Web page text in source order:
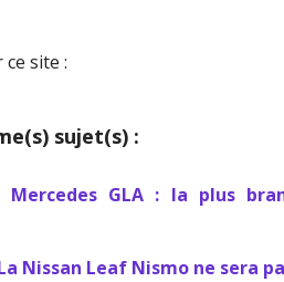
site :
sujet(s) :
Mercedes GLA : la plus
Nissan Leaf Nismo ne sera